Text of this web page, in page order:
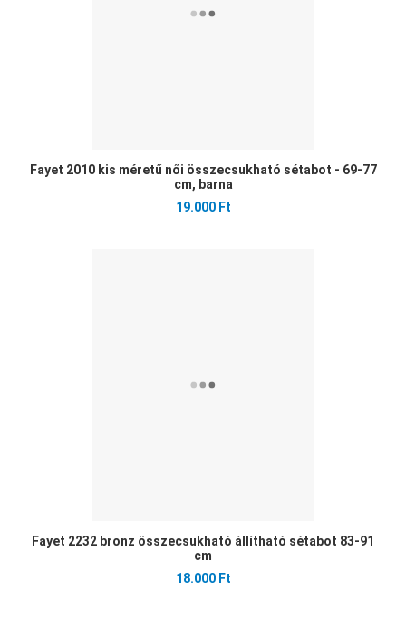
Fayet 2010 kis méretű női összecsukható sétabot - 69-77
cm, barna
19.000 Ft
Fayet 2232 bronz összecsukható állítható sétabot 83-91
cm
18.000 Ft